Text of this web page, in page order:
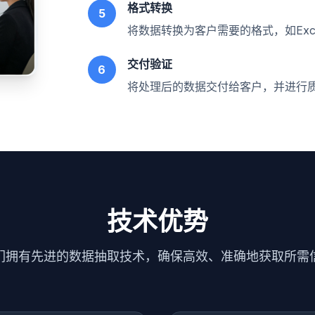
5
格式转换
将数据转换为客户需要的格式，如
6
交付验证
将处理后的数据交付给客户，并进行
技术优势
拥有先进的数据抽取技术，确保高效、准确地获取所需